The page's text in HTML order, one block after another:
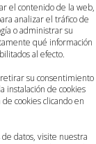
el contenido de la web,
analizar el tráfico de
o administrar su
qué información
al efecto.
retirar su consentimiento
instalación de cookies
cookies clicando en
datos, visite nuestra